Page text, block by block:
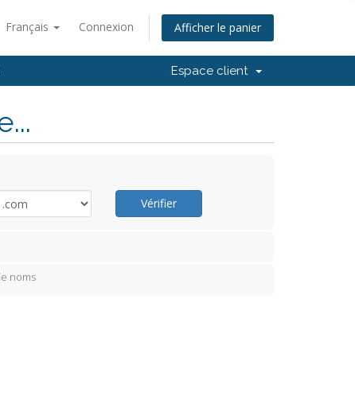
Français Connexion Afficher le panier
Espace client
Vérifier
noms